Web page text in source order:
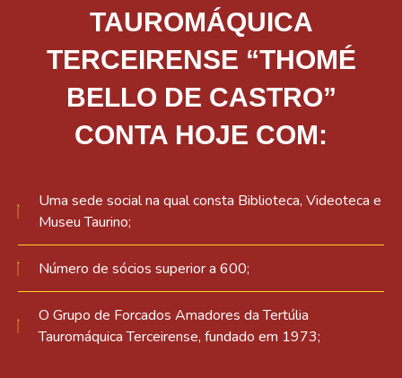
TAUROMÁQUICA
TERCEIRENSE “THOMÉ
BELLO DE CASTRO”
CONTA HOJE COM:
Uma sede social na qual consta Biblioteca, Videoteca e
Museu Taurino;
Número de sócios superior a 600;
O Grupo de Forcados Amadores da Tertúlia
Tauromáquica Terceirense, fundado em 1973;